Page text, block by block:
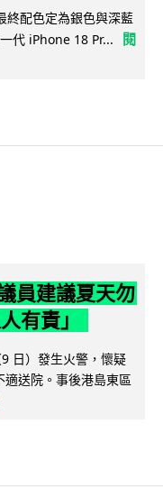
配色定為銀色與深藍
代 iPhone 18 Pr...
閱
員建議夏天勿
有責」
日）發生火警，懷疑
送院。事後港島東區